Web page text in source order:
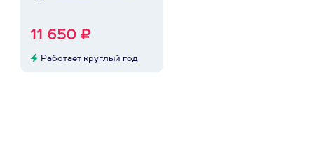
11 650 ₽
Работает круглый год